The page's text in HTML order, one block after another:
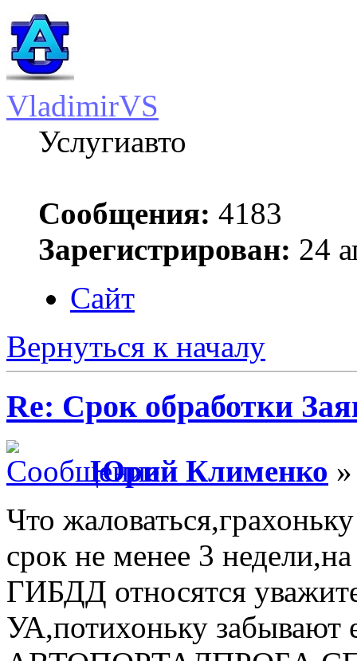
VladimirVS
Услугиавто
Сообщения: 4183
Зарегистрирован: 24
Сайт
Вернуться к началу
Re: Срок обработки
Юрий Клименко
Что
срок не менее 3
ГИБДД относятся
УА,потихоньку забывают